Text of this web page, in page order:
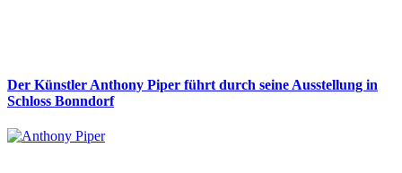
Der Künstler Anthony Piper führt durch seine Ausstellung in
Schloss Bonndorf